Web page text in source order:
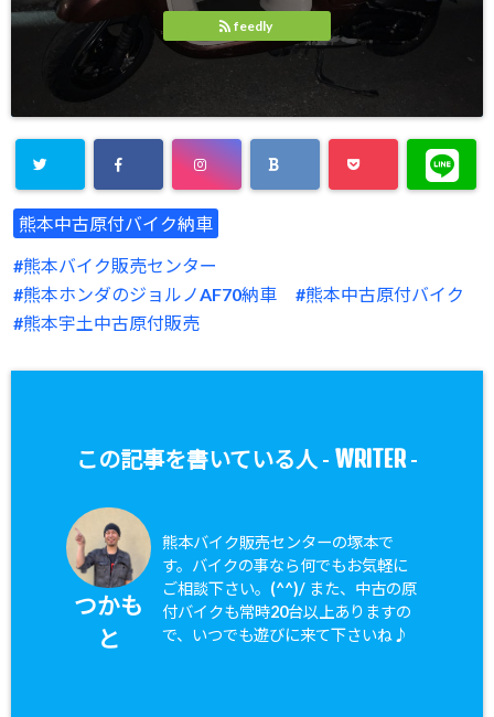
feedly
熊本中古原付バイク納車
熊本バイク販売センター
熊本ホンダのジョルノAF70納車
熊本中古原付バイク
熊本宇土中古原付販売
この記事を書いている人 - WRITER -
つかも
と
熊本バイク販売センターの塚本で
す。バイクの事なら何でもお気軽に
ご相談下さい。(^^)/ また、中古の原
付バイクも常時20台以上ありますの
で、いつでも遊びに来て下さいね♪